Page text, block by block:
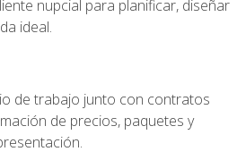
nupcial para planificar, diseñar
ideal.
de trabajo junto con contratos
de precios, paquetes y